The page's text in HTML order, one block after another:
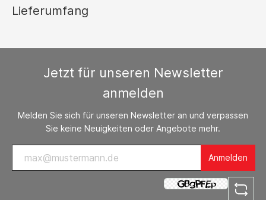
Lieferumfang
Jetzt für unseren Newsletter
anmelden
Melden Sie sich für unseren Newsletter an und verpassen
Sie keine Neuigkeiten oder Angebote mehr.
Anmelden